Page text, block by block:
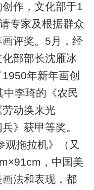
作，文化部于1
专家及根据群众
评奖。5月，经
部部长沈雁冰
年新年画创
李琦的《农民
动换来光
》获甲等奖。
观拖拉机》（又
，中国美
法和表现，都